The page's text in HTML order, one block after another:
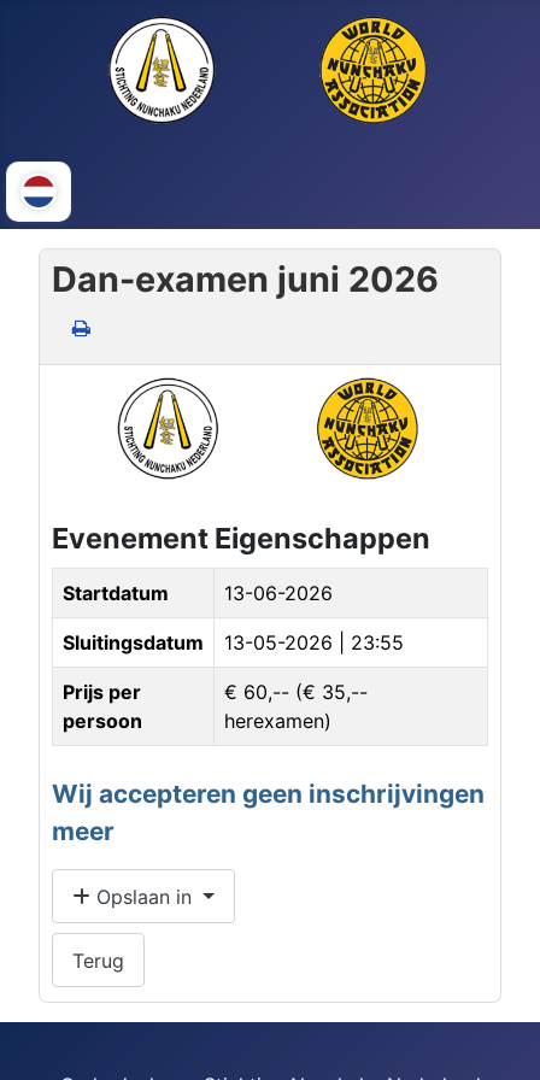
Dan-examen juni 2026
Evenement Eigenschappen
Startdatum 13-06-2026
Sluitingsdatum 13-05-2026 | 23:55
Prijs per
persoon
€ 60,-- (€ 35,--
herexamen)
Wij accepteren geen inschrijvingen
meer
Opslaan in
Terug